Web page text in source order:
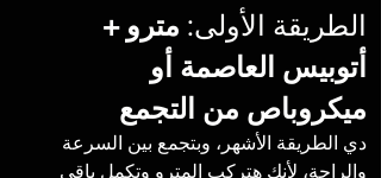
الطريقة الأولى: مترو +
أتوبيس العاصمة أو
ميكروباص من التجمع
دي الطريقة الأشهر، وبتجمع بين السرعة
والراحة، لأنك هتركب المترو وتكمل باقي